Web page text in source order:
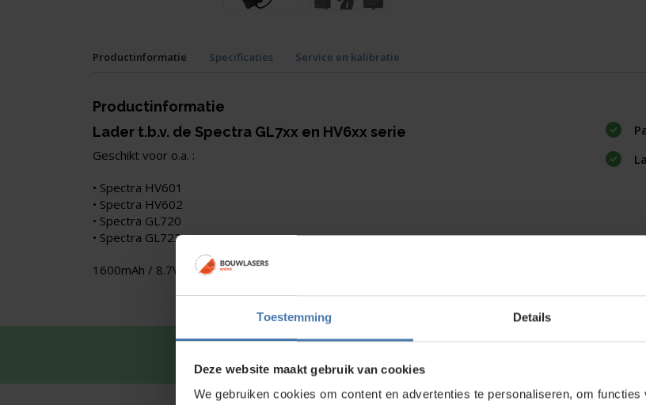
Toestemming Details
Deze website maakt gebruik van cookies
We gebruiken cookies om content en advertenties te personaliseren, om
Productinformatie Specificaties Service en kalibratie
Productinformatie
Lader t.b.v. de Spectra GL7xx en HV6xx serie
Geschikt voor o.a. :
• Spectra HV601
• Spectra HV602
• Spectra GL720
• Spectra GL722
1600mAh / 8.7V / 14 W